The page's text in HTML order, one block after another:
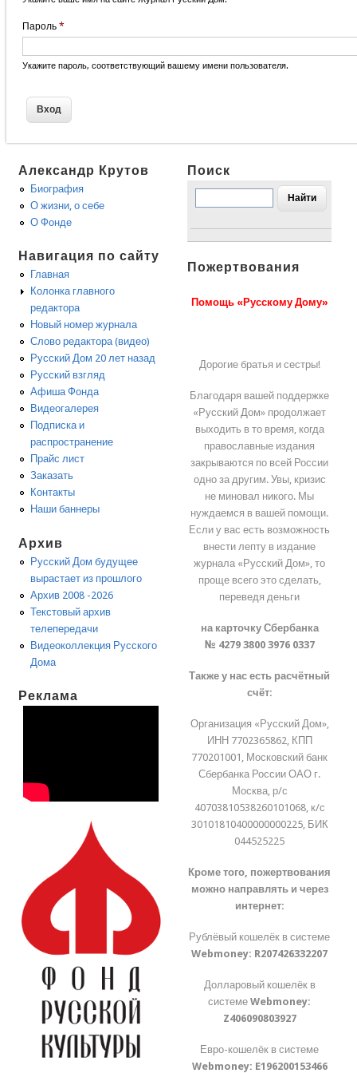
Пароль *
Укажите пароль, соответствующий вашему имени пользователя.
Александр Крутов
Биография
О жизни, о себе
О Фонде
Навигация по сайту
Главная
Колонка главного
редактора
Новый номер журнала
Слово редактора (видео)
Русский Дом 20 лет назад
Русский взгляд
Афиша Фонда
Видеогалерея
Подписка и
распространение
Прайс лист
Заказать
Контакты
Наши баннеры
Архив
Русский Дом будущее
вырастает из прошлого
Архив 2008 -2026
Текстовый архив
телепередачи
Видеоколлекция Русского
Дома
Реклама
Поиск
Пожертвования
Помощь «Русскому Дому»
Дорогие братья и сестры!
Благодаря вашей поддержке
«Русский Дом» продолжает
выходить в то время, когда
православные издания
закрываются по всей России
одно за другим. Увы, кризис
не миновал никого. Мы
нуждаемся в вашей помощи.
Если у вас есть возможность
внести лепту в издание
журнала «Русский Дом», то
проще всего это сделать,
переведя деньги
на карточку Сбербанка
№ 4279 3800 3976 0337
Также у нас есть расчётный
счёт:
Организация «Русский Дом»,
ИНН 7702365862, КПП
770201001, Московский банк
Сбербанка России ОАО г.
Москва, р/с
40703810538260101068, к/с
30101810400000000225, БИК
044525225
Кроме того, пожертвования
можно направлять и через
интернет:
Рублёвый кошелёк в системе
Webmoney: R207426332207
Долларовый кошелёк в
системеWebmoney:
Z406090803927
Евро-кошелёк в системе
Webmoney: E196200153466